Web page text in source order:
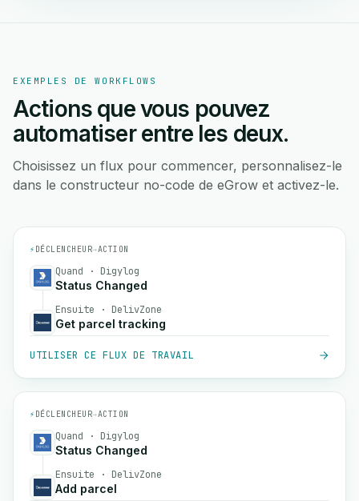
EXEMPLES DE WORKFLOWS
Actions que vous pouvez
automatiser entre les deux.
Choisissez un flux pour commencer, personnalisez-le
dans le constructeur no-code de eGrow et activez-le.
⚡ DÉCLENCHEUR→ACTION
Quand · Digylog
Status Changed
Ensuite · DelivZone
Get parcel tracking
UTILISER CE FLUX DE TRAVAIL
⚡ DÉCLENCHEUR→ACTION
Quand · Digylog
Status Changed
Ensuite · DelivZone
Add parcel